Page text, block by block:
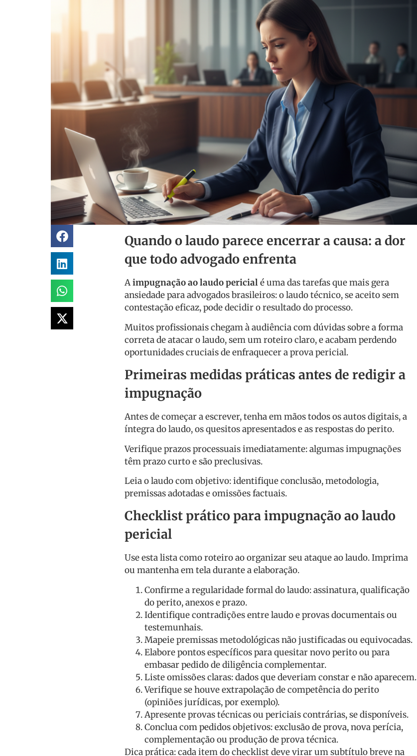
Quando o laudo parece encerrar a causa: a dor
que todo advogado enfrenta
Aimpugnação ao laudo pericialé uma das tarefas que mais gera
ansiedade para advogados brasileiros: o laudo técnico, se aceito sem
contestação eficaz, pode decidir o resultado do processo.
Muitos profissionais chegam à audiência com dúvidas sobre a forma
correta de atacar o laudo, sem um roteiro claro, e acabam perdendo
oportunidades cruciais de enfraquecer a prova pericial.
Primeiras medidas práticas antes de redigir a
impugnação
Antes de começar a escrever, tenha em mãos todos os autos digitais, a
íntegra do laudo, os quesitos apresentados e as respostas do perito.
Verifique prazos processuais imediatamente: algumas impugnações
têm prazo curto e são preclusivas.
Leia o laudo com objetivo: identifique conclusão, metodologia,
premissas adotadas e omissões factuais.
Checklist prático para impugnação ao laudo
pericial
Use esta lista como roteiro ao organizar seu ataque ao laudo. Imprima
ou mantenha em tela durante a elaboração.
Confirme a regularidade formal do laudo: assinatura, qualificação
do perito, anexos e prazo.
Identifique contradições entre laudo e provas documentais ou
testemunhais.
Mapeie premissas metodológicas não justificadas ou equivocadas.
Elabore pontos específicos para quesitar novo perito ou para
embasar pedido de diligência complementar.
Liste omissões claras: dados que deveriam constar e não aparecem.
Verifique se houve extrapolação de competência do perito
(opiniões jurídicas, por exemplo).
Apresente provas técnicas ou periciais contrárias, se disponíveis.
Conclua com pedidos objetivos: exclusão de prova, nova perícia,
complementação ou produção de prova técnica.
Dica prática: cada item do checklist deve virar um subtítulo breve na